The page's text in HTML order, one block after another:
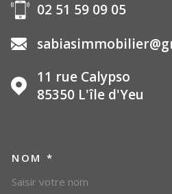
02 51 59 09 05
11 rue Calypso
85350
L'île d'Yeu
NOM *